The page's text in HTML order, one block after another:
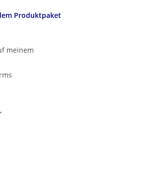
Produktpaket
meinem